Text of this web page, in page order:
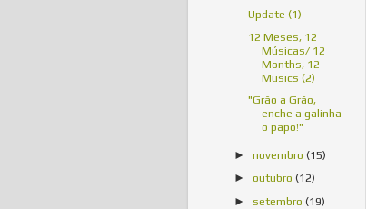
Update (1)
12 Meses, 12
Músicas/ 12
Months, 12
Musics (2)
"Grão a Grão,
enche a galinha
o papo!"
►novembro(15)
►outubro(12)
►setembro(19)